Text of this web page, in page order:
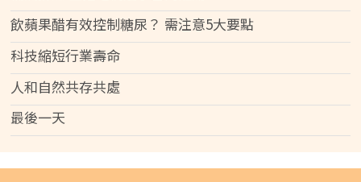
飲蘋果醋有效控制糖尿？ 需注意5大要點
科技縮短行業壽命
人和自然共存共處
最後一天